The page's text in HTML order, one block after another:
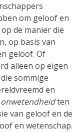
om geloof en
de manier die
op basis van
geloof. Of
alleen op eigen
die sommige
en
onwetendheidten
van geloof en de
en wetenschap.